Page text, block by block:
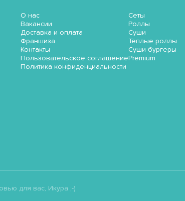
О нас
Вакансии
Доставка и оплата
Франшиза
Контакты
Пользовательское соглашение
Политика конфиденциальности
Сеты
Роллы
Суши
Тёплые роллы
Суши бургеры
Premium
для вас, Икура ;-)